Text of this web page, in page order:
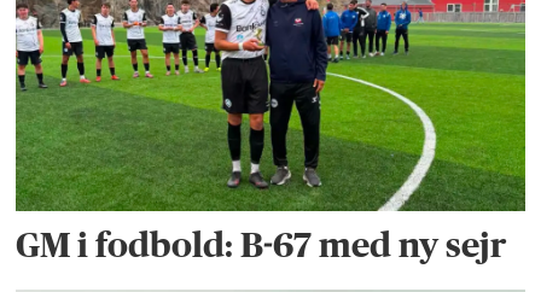
GM i fodbold: B-67 med ny sejr